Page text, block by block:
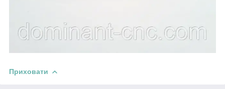
Приховати